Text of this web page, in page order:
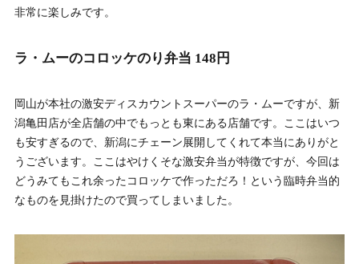
非常に楽しみです。
ラ・ムーのコロッケのり弁当 148円
岡山が本社の激安ディスカウントスーパーのラ・ムーですが、新
潟亀田店が全店舗の中でもっとも東にある店舗です。ここはいつ
も安すぎるので、新潟にチェーン展開してくれて本当にありがと
うございます。ここはやけくそな激安弁当が特徴ですが、今回は
どうみてもこれ余ったコロッケで作っただろ！という臨時弁当的
なものを見掛けたので買ってしまいました。